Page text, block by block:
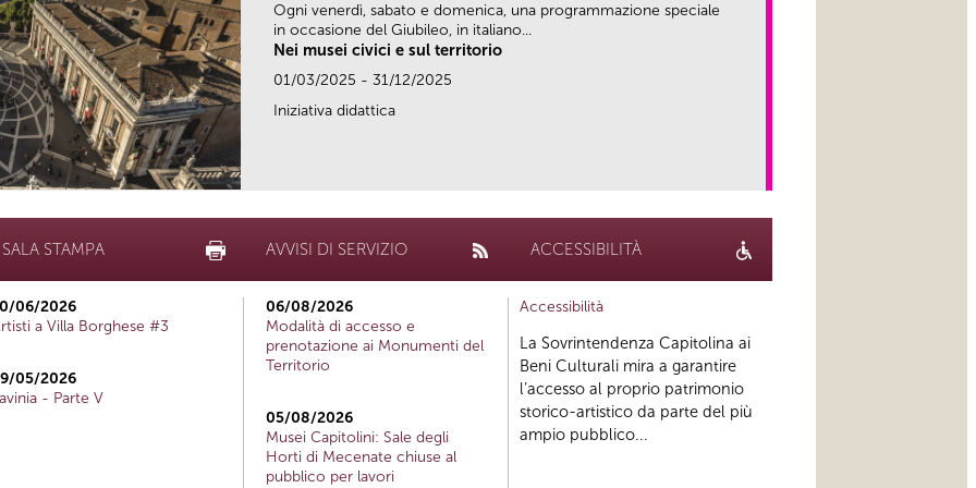
Ogni venerdì, sabato e domenica, una programmazione speciale
in occasione del Giubileo, in italiano...
Nei musei civici e sul territorio
01/03/2025 - 31/12/2025
Iniziativa didattica
SALA STAMPA
06/2026
a Villa Borghese #3
05/2026
- Parte V
AVVISI DI SERVIZIO
06/08/2026
Modalità di accesso e
prenotazione ai Monumenti del
Territorio
05/08/2026
Musei Capitolini: Sale degli
Horti di Mecenate chiuse al
pubblico per lavori
ACCESSIBILITÀ
Accessibilità
La Sovrintendenza Capitolina ai
Beni Culturali mira a garantire
l’accesso al proprio patrimonio
storico-artistico da parte del più
ampio pubblico...